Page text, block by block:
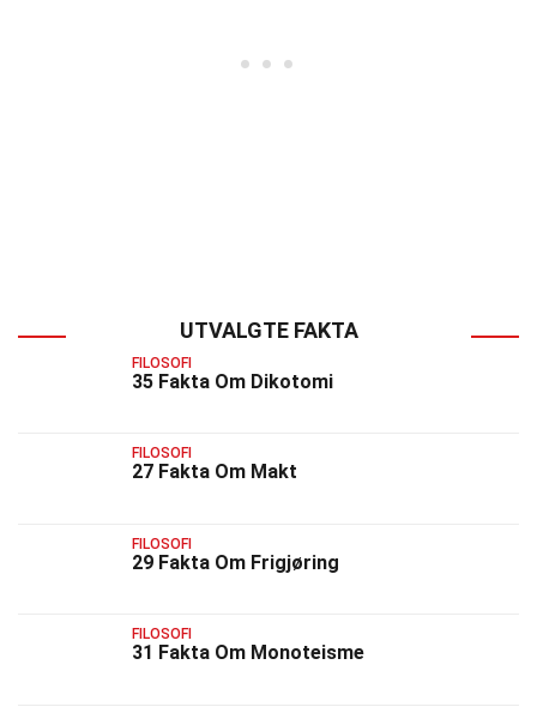
UTVALGTE FAKTA
FILOSOFI
35 Fakta Om Dikotomi
FILOSOFI
27 Fakta Om Makt
FILOSOFI
29 Fakta Om Frigjøring
FILOSOFI
31 Fakta Om Monoteisme